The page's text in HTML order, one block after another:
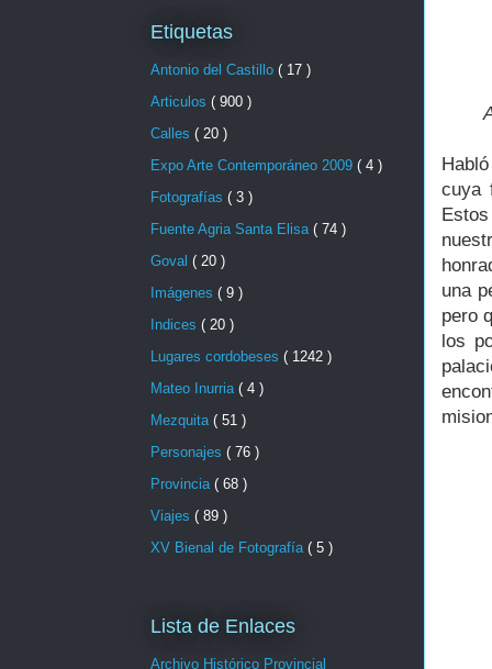
cuya
una
pero
los
Etiquetas
Antonio del Castillo ( 17 )
Articulos ( 900 )
Calles ( 20 )
Expo Arte Contemporáneo 2009 ( 4 )
Fotografías ( 3 )
Fuente Agria Santa Elisa ( 74 )
Goval ( 20 )
Imágenes ( 9 )
Indices ( 20 )
Lugares cordobeses ( 1242 )
Mateo Inurria ( 4 )
Mezquita ( 51 )
Personajes ( 76 )
Provincia ( 68 )
Viajes ( 89 )
XV Bienal de Fotografía ( 5 )
Lista de Enlaces
Archivo Histórico Provincial